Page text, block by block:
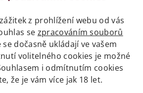
alkoholických nápojů osobám
z prohlížení webu od vás
se zpracováním souborů
se dočasně ukládají ve vašem
volitelného cookies je možné
i odmítnutím cookies
že je vám více jak 18 let.